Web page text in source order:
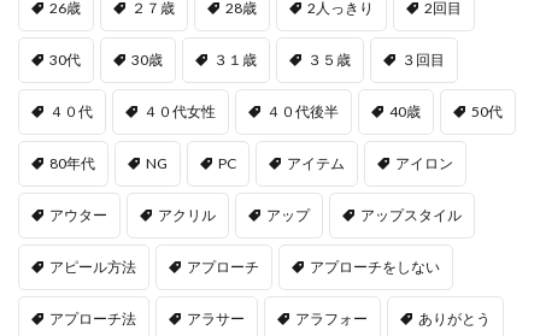
26歳 ２７歳 28歳 2人っきり 2回目
30代 30歳 ３１歳 ３５歳 ３回目
４０代 ４０代女性 ４０代後半 40歳 50代
80年代 NG PC アイテム アイロン
アウター アクリル アップ アップスタイル
アピール方法 アプローチ アプローチをしない
アプローチ法 アラサー アラフォー ありがとう